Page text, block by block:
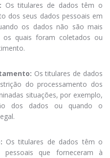
Os titulares de dados têm o
dos seus dados pessoais em
os dados não são mais
quais foram coletados ou
Os titulares de dados
do processamento dos
situações, por exemplo,
dos dados ou quando o
Os titulares de dados têm o
que forneceram à